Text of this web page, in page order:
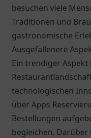
besuchen viele
Traditionen und
gastronomische
Ausgefallenere
Ein trendiger
technologischen
über Apps
Bestellungen
begleichen.